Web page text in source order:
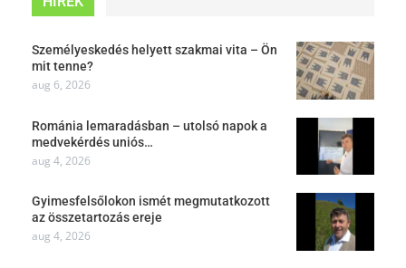
Személyeskedés helyett szakmai vita – Ön
mit tenne?
aug 6, 2026
Románia lemaradásban – utolsó napok a
medvekérdés uniós…
aug 4, 2026
Gyimesfelsőlokon ismét megmutatkozott
az összetartozás ereje
aug 4, 2026